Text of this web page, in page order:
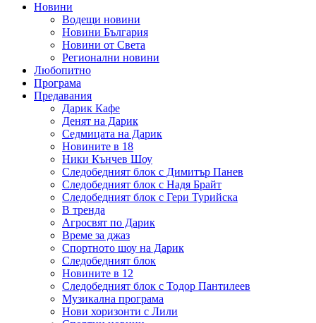
Новини
Водещи новини
Новини България
Новини от Света
Регионални новини
Любопитно
Програма
Предавания
Дарик Кафе
Денят на Дарик
Седмицата на Дарик
Новините в 18
Ники Кънчев Шоу
Следобедният блок с Димитър Панев
Следобедният блок с Надя Брайт
Следобедният блок с Гери Турийска
В тренда
Агросвят по Дарик
Време за джаз
Спортното шоу на Дарик
Следобедният блок
Новините в 12
Следобедният блок с Тодор Пантилеев
Музикална програма
Нови хоризонти с Лили